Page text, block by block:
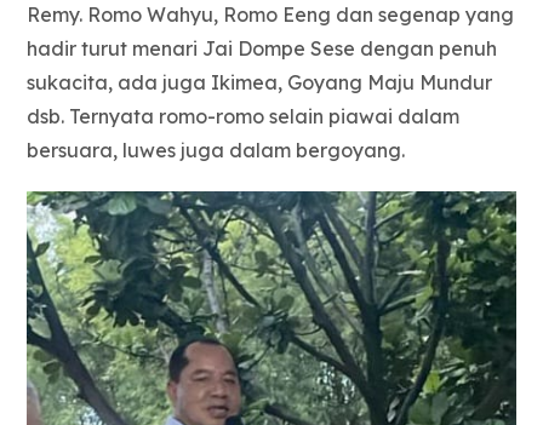
Remy. Romo Wahyu, Romo Eeng dan segenap yang
hadir turut menari Jai Dompe Sese dengan penuh
sukacita, ada juga Ikimea, Goyang Maju Mundur
dsb. Ternyata romo-romo selain piawai dalam
bersuara, luwes juga dalam bergoyang.